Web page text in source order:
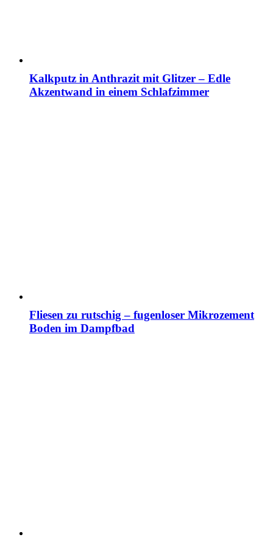
Kalkputz in Anthrazit mit Glitzer – Edle
Akzentwand in einem Schlafzimmer
Fliesen zu rutschig – fugenloser Mikrozement
Boden im Dampfbad